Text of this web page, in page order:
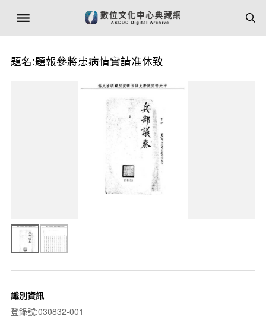
題名:題報參將患病情實請准休致
識別資訊
登錄號:030832-001